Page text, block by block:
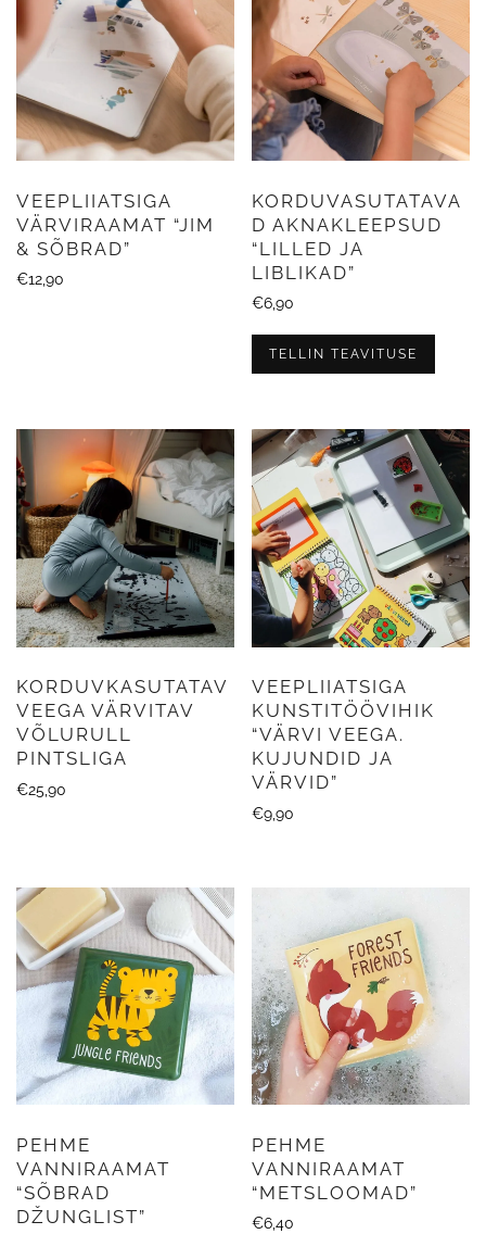
VEEPLIIATSIGA
VÄRVIRAAMAT “JIM
& SÕBRAD”
€12,90
KORDUVASUTATAVA
D AKNAKLEEPSUD
“LILLED JA
LIBLIKAD”
€6,90
TELLIN TEAVITUSE
KORDUVKASUTATAV
VEEGA VÄRVITAV
VÕLURULL
PINTSLIGA
€25,90
VEEPLIIATSIGA
KUNSTITÖÖVIHIK
“VÄRVI VEEGA.
KUJUNDID JA
VÄRVID”
€9,90
PEHME
VANNIRAAMAT
“SÕBRAD
DŽUNGLIST”
PEHME
VANNIRAAMAT
“METSLOOMAD”
€6,40